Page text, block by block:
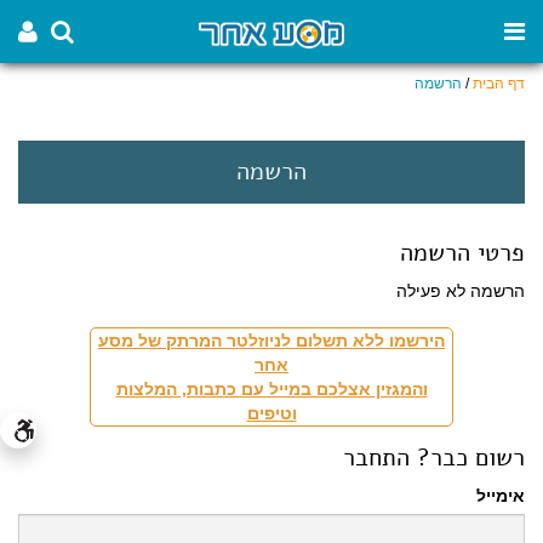
דף הבית/ הרשמה
הרשמה
פרטי הרשמה
הרשמה לא פעילה
הירשמו ללא תשלום לניוזלטר המרתק של מסע
אחר
והמגזין אצלכם במייל עם כתבות, המלצות
וטיפים
רשום כבר? התחבר
אימייל